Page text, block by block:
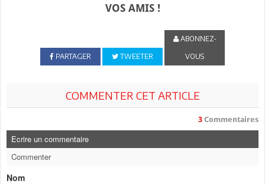
VOS AMIS !
PARTAGER TWEETER
ABONNEZ-
VOUS
COMMENTER CET ARTICLE
3 Commentaires
Ecrire un commentaire
Commenter
Nom